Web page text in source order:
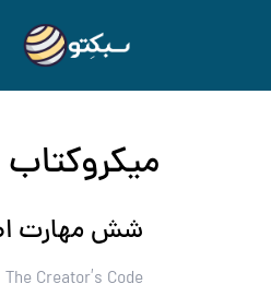
شش مهارت
The Creator’s Code